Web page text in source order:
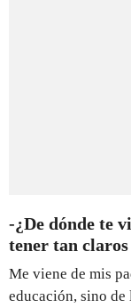
-¿De dónde te
tener tan
Me viene de mis
educación, sino de